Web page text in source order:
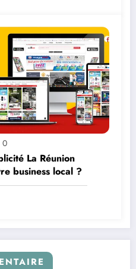
0
La Réunion
business local ?